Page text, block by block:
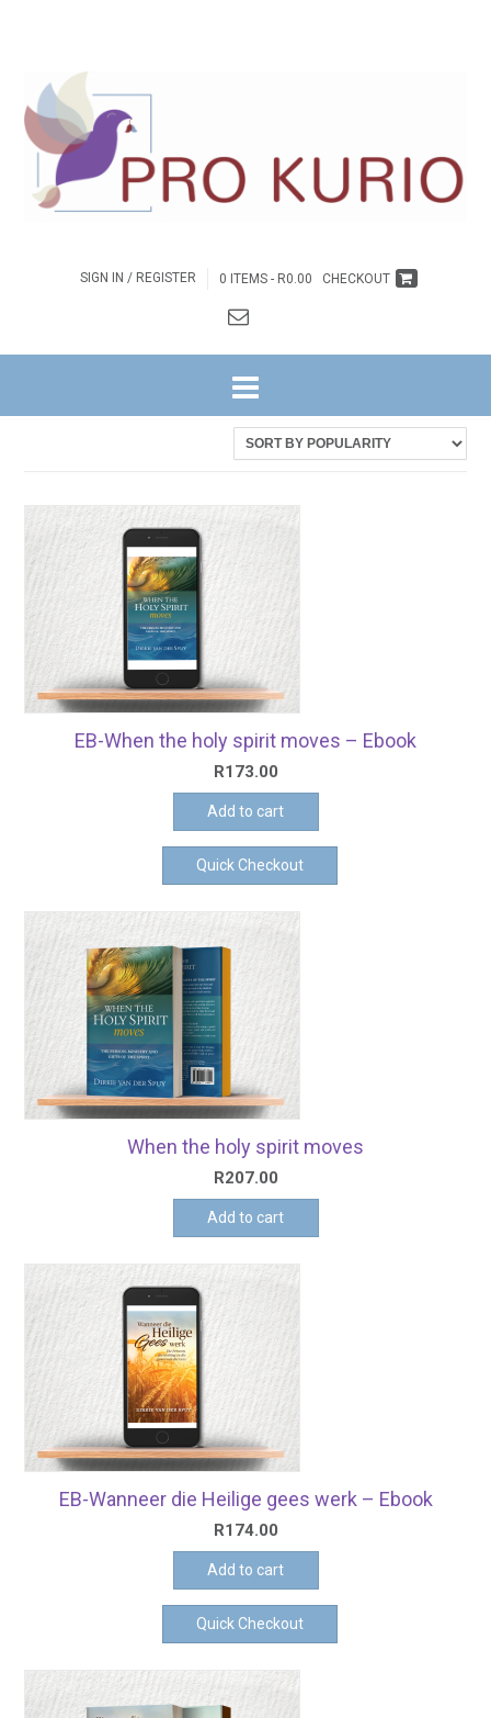
SIGN IN / REGISTER 0 ITEMS - R0.00 CHECKOUT
Showing 1–16 of 32 resultsSorted
by
latest
EB-When the holy spirit moves – Ebook
R173.00
Add to cart
Quick Checkout
When the holy spirit moves
R207.00
Add to cart
EB-Wanneer die Heilige gees werk – Ebook
R174.00
Add to cart
Quick Checkout